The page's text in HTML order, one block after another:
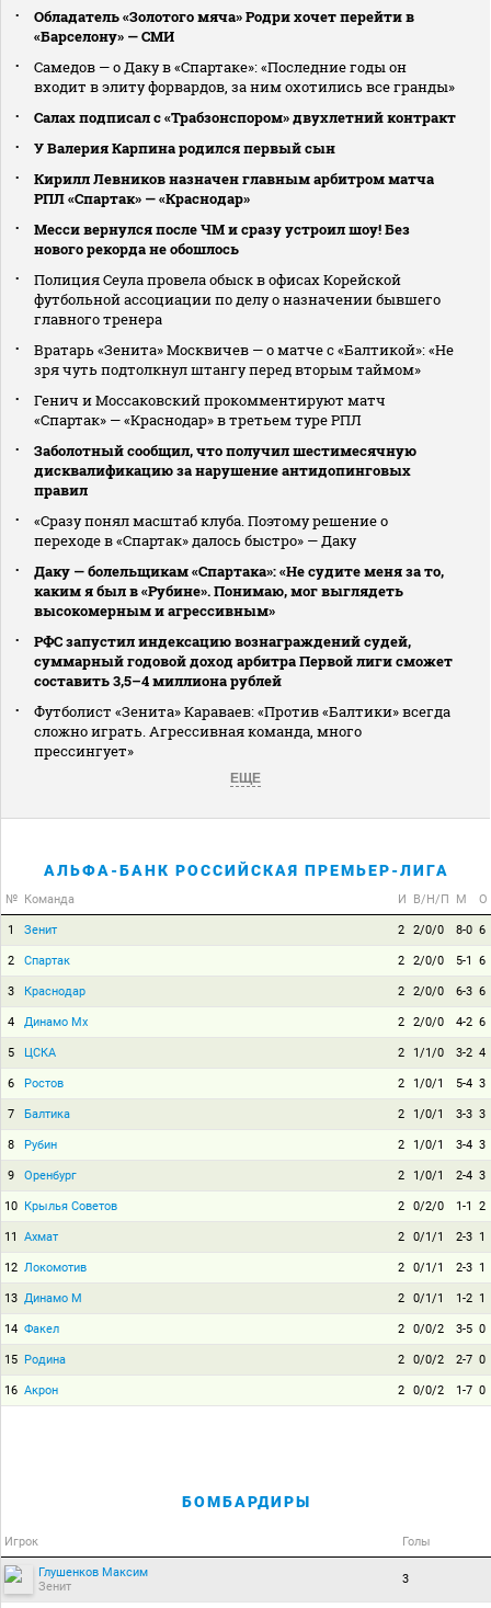
Обладатель «Золотого мяча» Родри хочет перейти в
«Барселону» — СМИ
Самедов — о Даку в «Спартаке»: «Последние годы он
входит в элиту форвардов, за ним охотились все гранды»
Салах подписал с «Трабзонспором» двухлетний контракт
У Валерия Карпина родился первый сын
Кирилл Левников назначен главным арбитром матча
РПЛ «Спартак» — «Краснодар»
Месси вернулся после ЧМ и сразу устроил шоу! Без
нового рекорда не обошлось
Полиция Сеула провела обыск в офисах Корейской
футбольной ассоциации по делу о назначении бывшего
главного тренера
Вратарь «Зенита» Москвичев — о матче с «Балтикой»: «Не
зря чуть подтолкнул штангу перед вторым таймом»
Генич и Моссаковский прокомментируют матч
«Спартак» — «Краснодар» в третьем туре РПЛ
Заболотный сообщил, что получил шестимесячную
дисквалификацию за нарушение антидопинговых
правил
«Сразу понял масштаб клуба. Поэтому решение о
переходе в «Спартак» далось быстро» — Даку
Даку — болельщикам «Спартака»: «Не судите меня за то,
каким я был в «Рубине». Понимаю, мог выглядеть
высокомерным и агрессивным»
РФС запустил индексацию вознаграждений судей,
суммарный годовой доход арбитра Первой лиги сможет
составить 3,5–4 миллиона рублей
Футболист «Зенита» Караваев: «Против «Балтики» всегда
сложно играть. Агрессивная команда, много
прессингует»
ЕЩЕ
АЛЬФА-БАНК РОССИЙСКАЯ ПРЕМЬЕР-ЛИГА
№ Команда И В/Н/П М О
1 Зенит 2 2/0/0 8-0 6
2 Спартак 2 2/0/0 5-1 6
3 Краснодар 2 2/0/0 6-3 6
4 Динамо Мх 2 2/0/0 4-2 6
5 ЦСКА 2 1/1/0 3-2 4
6 Ростов 2 1/0/1 5-4 3
7 Балтика 2 1/0/1 3-3 3
8 Рубин 2 1/0/1 3-4 3
9 Оренбург 2 1/0/1 2-4 3
10 Крылья Советов 2 0/2/0 1-1 2
11 Ахмат 2 0/1/1 2-3 1
12 Локомотив 2 0/1/1 2-3 1
13 Динамо М 2 0/1/1 1-2 1
14 Факел 2 0/0/2 3-5 0
15 Родина 2 0/0/2 2-7 0
16 Акрон 2 0/0/2 1-7 0
БОМБАРДИРЫ
Игрок Голы
Глушенков Максим
Зенит
3